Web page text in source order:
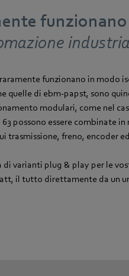
funzionano in modo
quelle di ebm‑papst, sono
modulari, come nel
possono essere combinate
trasmissione, freno, encoder
varianti plug & play per le
il tutto direttamente da un